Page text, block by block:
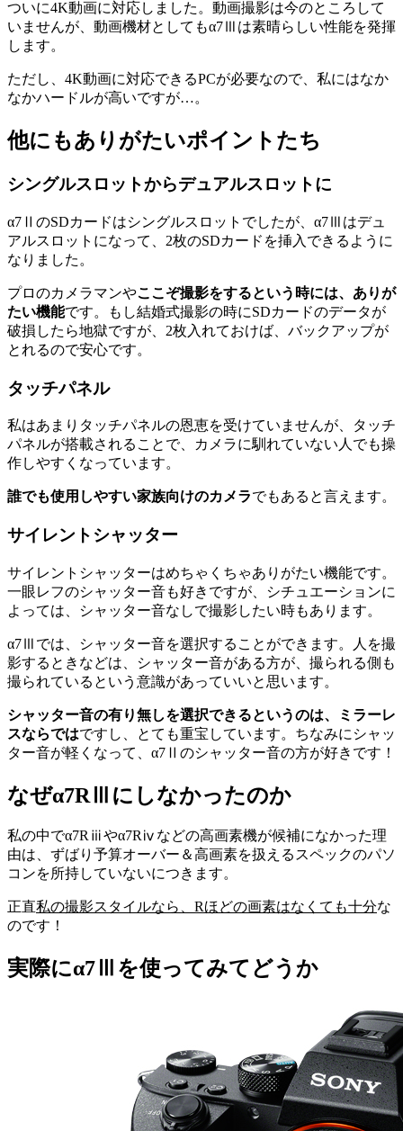
ついに4K動画に対応しました。動画撮影は今のところして
いませんが、動画機材としてもα7Ⅲは素晴らしい性能を発揮
します。
ただし、4K動画に対応できるPCが必要なので、私にはなか
なかハードルが高いですが…。
他にもありがたいポイントたち
シングルスロットからデュアルスロットに
α7ⅡのSDカードはシングルスロットでしたが、α7Ⅲはデュ
アルスロットになって、2枚のSDカードを挿入できるように
なりました。
プロのカメラマンやここぞ撮影をするという時には、ありが
たい機能です。もし結婚式撮影の時にSDカードのデータが
破損したら地獄ですが、2枚入れておけば、バックアップが
とれるので安心です。
タッチパネル
私はあまりタッチパネルの恩恵を受けていませんが、タッチ
パネルが搭載されることで、カメラに馴れていない人でも操
作しやすくなっています。
誰でも使用しやすい家族向けのカメラでもあると言えます。
サイレントシャッター
サイレントシャッターはめちゃくちゃありがたい機能です。
一眼レフのシャッター音も好きですが、シチュエーションに
よっては、シャッター音なしで撮影したい時もあります。
α7Ⅲでは、シャッター音を選択することができます。人を撮
影するときなどは、シャッター音がある方が、撮られる側も
撮られているという意識があっていいと思います。
シャッター音の有り無しを選択できるというのは、ミラーレ
スならではですし、とても重宝しています。ちなみにシャッ
ター音が軽くなって、α7Ⅱのシャッター音の方が好きです！
なぜα7RⅢにしなかったのか
私の中でα7Rⅲやα7Rⅳなどの高画素機が候補になかった理
由は、ずばり予算オーバー＆高画素を扱えるスペックのパソ
コンを所持していないにつきます。
正直私の撮影スタイルなら、Rほどの画素はなくても十分な
のです！
実際にα7Ⅲを使ってみてどうか